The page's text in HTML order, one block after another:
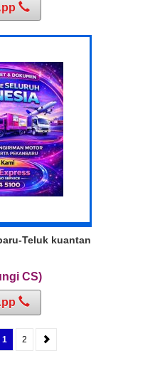
Teluk kuantan
CS)
1 2